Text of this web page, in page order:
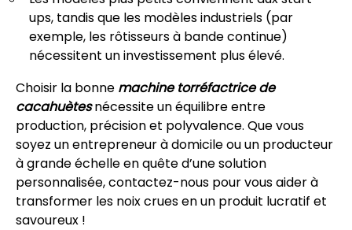
ups, tandis que les modèles industriels (par
exemple, les rôtisseurs à bande continue)
nécessitent un investissement plus élevé.
Choisir la bonne machine torréfactrice de
cacahuètesnécessite un équilibre entre
production, précision et polyvalence. Que vous
soyez un entrepreneur à domicile ou un producteur
à grande échelle en quête d’une solution
personnalisée, contactez-nous pour vous aider à
transformer les noix crues en un produit lucratif et
savoureux !